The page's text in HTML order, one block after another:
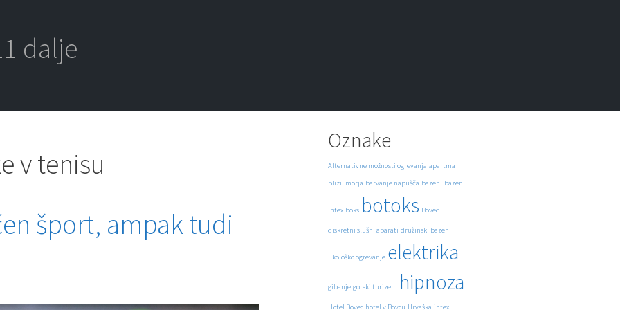
dalje
v tenisu
šport, ampak tudi
Oznake
Alternativne možnosti ogrevanja apartma
blizu morja barvanje napušča bazeni bazeni
Intex boks botoks Bovec
diskretni slušni aparati družinski bazen
Ekološko ogrevanje elektrika
gibanje gorski turizem hipnoza
Hotel Bovec hotel v Bovcu Hrvaška intex